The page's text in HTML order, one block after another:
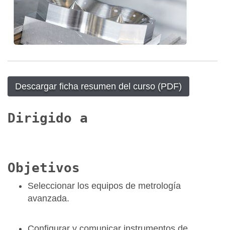
Descargar ficha resumen del curso (PDF)
Dirigido a
Objetivos
Seleccionar los equipos de metrología
avanzada.